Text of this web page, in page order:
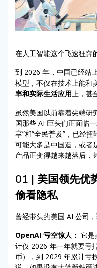
在人工智能这个飞速狂奔
到 2026 年，中国已经站
模型，不仅在技术上能和
率和实际生活应用 上，甚
虽然美国以前靠着尖端研
国那些 AI 巨头们正面临
享”和“全民普及”，已经
可能大多是中国造，或者
产品正变得越来越落后，
01 | 美国领先优
偷看隐私
曾经带头的美国 AI 公司，
OpenAI 亏空惊人： 它是
计仅 2026 年一年就要亏
币），到 2029 年累计亏